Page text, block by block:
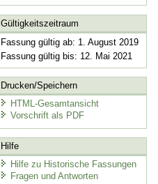
Gültigkeitszeitraum
Fassung gültig ab: 1. August 2019
Fassung gültig bis: 12. Mai 2021
Drucken/Speichern
HTML-Gesamtansicht
Vorschrift als PDF
Hilfe
Hilfe zu Historische Fassungen
Fragen und Antworten